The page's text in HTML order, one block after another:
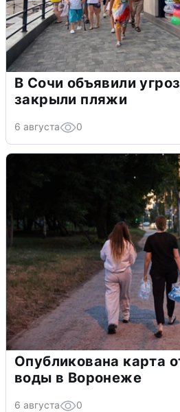
В Сочи объявили
закрыли пляжи
6 августа 0
Опубликована карта
воды в Воронеже
6 августа 0